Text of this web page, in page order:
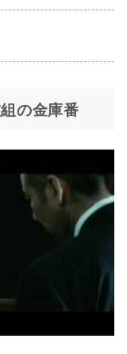
の金庫番